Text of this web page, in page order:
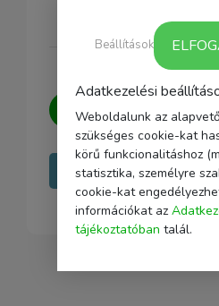
minden
Írj
Adatkezelési
Weboldalunk az
szükséges cookie-kat
körű funkcionalitáshoz
statisztika, személyre
cookie-kat
információkat az
tájékoztatóban talál.
Beállítások